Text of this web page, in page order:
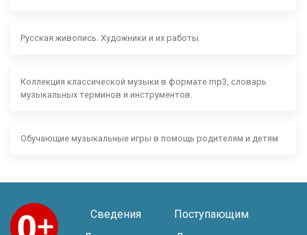
Русская живопись. Художники и их работы.
Коллекция классической музыки в формате mp3, словарь
музыкальных терминов и инструментов.
Обучающие музыкальные игры в помощь родителям и детям
Сведения
Поступающим